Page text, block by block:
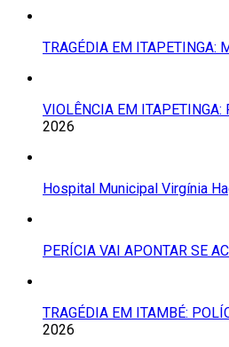
TRAGÉDIA EM ITAPETINGA:
VIOLÊNCIA EM ITAPETINGA:
2026
Hospital Municipal Virgínia
PERÍCIA VAI APONTAR SE
TRAGÉDIA EM ITAMBÉ:
2026